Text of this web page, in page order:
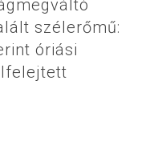
szélerőmű:
óriási